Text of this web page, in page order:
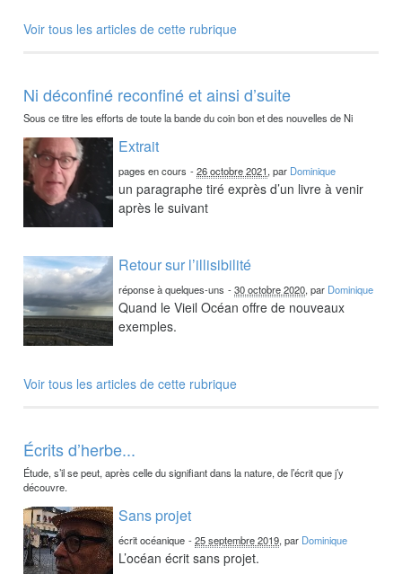
Voir tous les articles de cette rubrique
Ni déconfiné reconfiné et ainsi d’suite
Sous ce titre les efforts de toute la bande du coin bon et des nouvelles de Ni
Extrait
pages en cours -26 octobre 2021, par Dominique
un paragraphe tiré exprès d’un livre à venir
après le suivant
Retour sur l’illisibilité
réponse à quelques-uns -30 octobre 2020, par Dominique
Quand le Vieil Océan offre de nouveaux
exemples.
Voir tous les articles de cette rubrique
Écrits d’herbe...
Étude, s’il se peut, après celle du signifiant dans la nature, de l’écrit que j’y
découvre.
Sans projet
écrit océanique -25 septembre 2019, par Dominique
L’océan écrit sans projet.